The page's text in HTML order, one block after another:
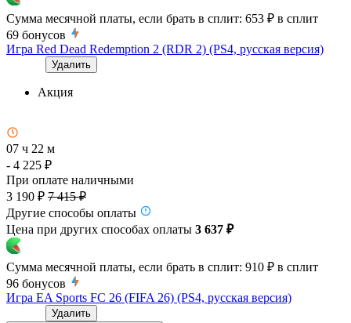
Сумма месячной платы, если брать в сплит: 653 ₽ в сплит
69 бонусов
Игра Red Dead Redemption 2 (RDR 2) (PS4, русская версия)
Удалить
Акция
07 ч 22 м
- 4 225 ₽
При оплате наличными
3 190 ₽ 7 415 ₽
Другие способы оплаты
Цена при других способах оплаты 3 637 ₽
Сумма месячной платы, если брать в сплит: 910 ₽ в сплит
96 бонусов
Игра EA Sports FC 26 (FIFA 26) (PS4, русская версия)
Удалить